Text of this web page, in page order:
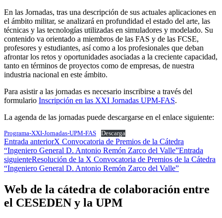
En las Jornadas, tras una descripción de sus actuales aplicaciones en
el ámbito militar, se analizará en profundidad el estado del arte, las
técnicas y las tecnologías utilizadas en simuladores y modelado. Su
contenido va orientado a miembros de las FAS y de las FCSE,
profesores y estudiantes, así como a los profesionales que deban
afrontar los retos y oportunidades asociadas a la creciente capacidad,
tanto en términos de proyectos como de empresas, de nuestra
industria nacional en este ámbito.
Para asistir a las jornadas es necesario inscribirse a través del
formulario Inscripción en las XXI Jornadas UPM-FAS.
La agenda de las jornadas puede descargarse en el enlace siguiente:
Programa-XXI-Jornadas-UPM-FAS Descarga
Navegación
de
entradas
Entrada anteriorX Convocatoria de Premios de la Cátedra
“Ingeniero General D. Antonio Remón Zarco del Valle”Entrada
siguienteResolución de la X Convocatoria de Premios de la Cátedra
“Ingeniero General D. Antonio Remón Zarco del Valle”
Web de la cátedra de colaboración entre
el CESEDEN y la UPM